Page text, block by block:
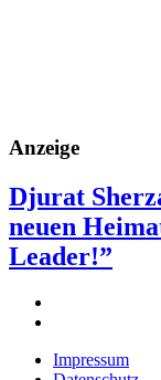
Anzeige
Djurat
neuen
Leader!”
Impressum